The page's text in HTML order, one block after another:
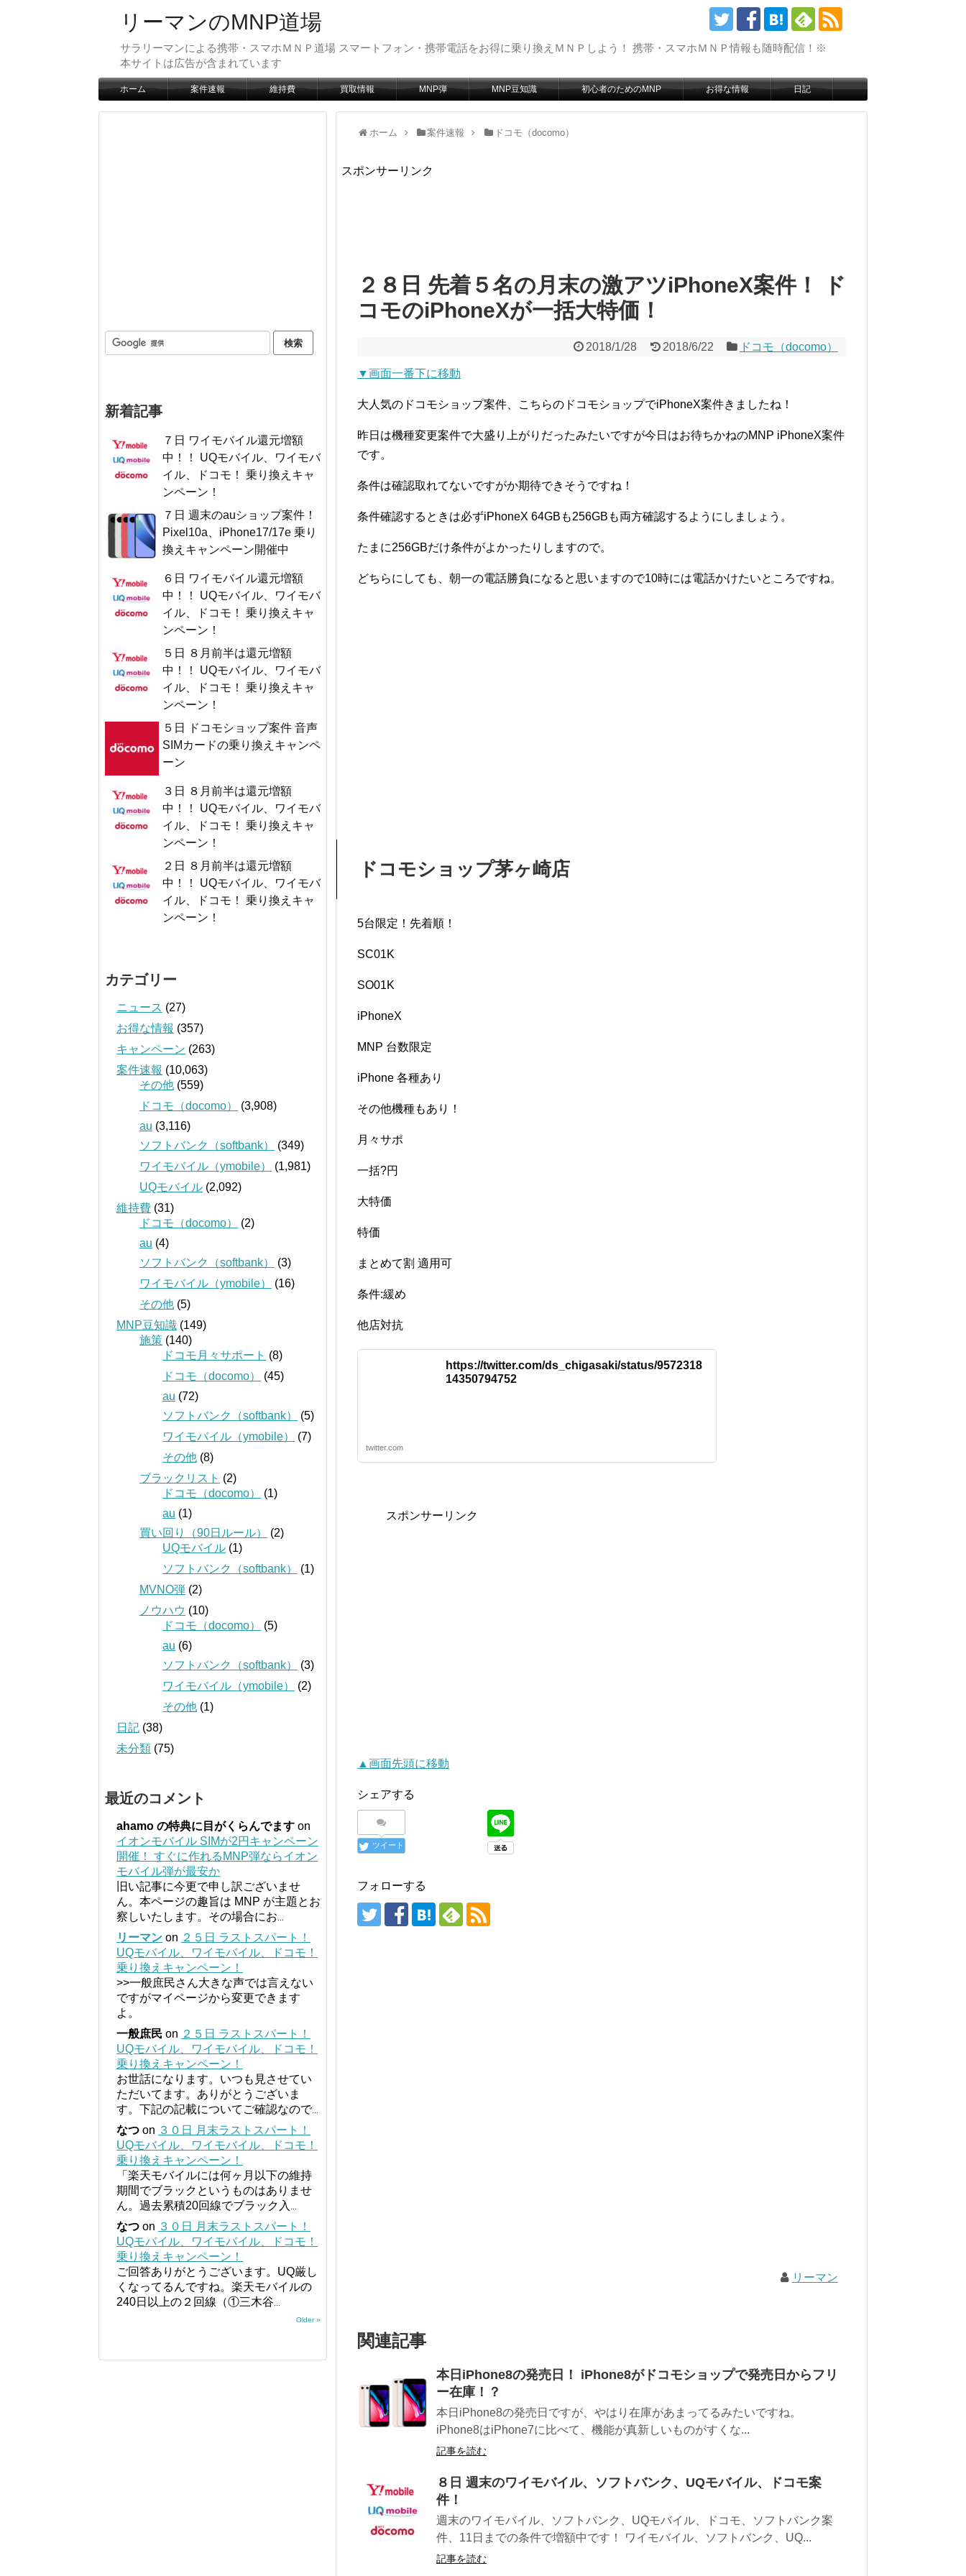
リーマンのMNP道場
サラリーマンによる携帯・スマホＭＮＰ道場 スマートフォン・携帯電話をお得に乗り換えＭＮＰしよう！ 携帯・スマホＭＮＰ情報も随時配信！※
本サイトは広告が含まれています
ホーム 案件速報 維持費 買取情報 MNP弾 MNP豆知識 初心者のためのMNP お得な情報 日記
ホーム 案件速報 ドコモ（docomo）
スポンサーリンク
２８日 先着５名の月末の激アツiPhoneX案件！ ド
コモのiPhoneXが一括大特価！
2018/1/28 2018/6/22 ドコモ（docomo）
▼画面一番下に移動
大人気のドコモショップ案件、こちらのドコモショップでiPhoneX案件きましたね！
昨日は機種変更案件で大盛り上がりだったみたいですが今日はお待ちかねのMNP iPhoneX案件
です。
条件は確認取れてないですがか期待できそうですね！
条件確認するときは必ずiPhoneX 64GBも256GBも両方確認するようにしましょう。
たまに256GBだけ条件がよかったりしますので。
どちらにしても、朝一の電話勝負になると思いますので10時には電話かけたいところですね。
ドコモショップ茅ヶ崎店
5台限定！先着順！
SC01K
SO01K
iPhoneX
MNP 台数限定
iPhone 各種あり
その他機種もあり！
月々サポ
一括?円
大特価
特価
まとめて割 適用可
条件:緩め
他店対抗
https://twitter.com/ds_chigasaki/status/9572318
14350794752
twitter.com
スポンサーリンク
▲画面先頭に移動
シェアする
ツイート
フォローする
リーマン
関連記事
本日iPhone8の発売日！ iPhone8がドコモショップで発売日からフリ
ー在庫！？
本日iPhone8の発売日ですが、やはり在庫があまってるみたいですね。
iPhone8はiPhone7に比べて、機能が真新しいものがすくな...
記事を読む
８日 週末のワイモバイル、ソフトバンク、UQモバイル、ドコモ案
件！
週末のワイモバイル、ソフトバンク、UQモバイル、ドコモ、ソフトバンク案
件、11日までの条件で増額中です！ ワイモバイル、ソフトバンク、UQ...
記事を読む
新着記事
７日 ワイモバイル還元増額
中！！ UQモバイル、ワイモバ
イル、ドコモ！ 乗り換えキャ
ンペーン！
７日 週末のauショップ案件！
Pixel10a、iPhone17/17e 乗り
換えキャンペーン開催中
６日 ワイモバイル還元増額
中！！ UQモバイル、ワイモバ
イル、ドコモ！ 乗り換えキャ
ンペーン！
５日 ８月前半は還元増額
中！！ UQモバイル、ワイモバ
イル、ドコモ！ 乗り換えキャ
ンペーン！
５日 ドコモショップ案件 音声
SIMカードの乗り換えキャンペ
ーン
３日 ８月前半は還元増額
中！！ UQモバイル、ワイモバ
イル、ドコモ！ 乗り換えキャ
ンペーン！
２日 ８月前半は還元増額
中！！ UQモバイル、ワイモバ
イル、ドコモ！ 乗り換えキャ
ンペーン！
カテゴリー
ニュース (27)
お得な情報 (357)
キャンペーン (263)
案件速報 (10,063)
その他 (559)
ドコモ（docomo）
(3,908)
au (3,116)
ソフトバンク（softbank）
(349)
ワイモバイル（ymobile）
(1,981)
UQモバイル (2,092)
維持費 (31)
ドコモ（docomo）
(2)
au (4)
ソフトバンク（softbank）
(3)
ワイモバイル（ymobile）
(16)
その他 (5)
MNP豆知識 (149)
施策 (140)
ドコモ月々サポート (8)
ドコモ（docomo）
(45)
au (72)
ソフトバンク（softbank）
(5)
ワイモバイル（ymobile）
(7)
その他 (8)
ブラックリスト (2)
ドコモ（docomo）
(1)
au (1)
買い回り（90日ルール）
(2)
UQモバイル (1)
ソフトバンク（softbank）
(1)
MVNO弾 (2)
ノウハウ (10)
ドコモ（docomo）
(5)
au (6)
ソフトバンク（softbank）
(3)
ワイモバイル（ymobile）
(2)
その他 (1)
日記 (38)
未分類 (75)
最近のコメント
ahamo の特典に目がくらんでます on
イオンモバイル SIMが2円キャンペーン
開催！ すぐに作れるMNP弾ならイオン
モバイル弾が最安か
旧い記事に今更で申し訳ございませ
ん。本ページの趣旨は MNP が主題とお
察しいたします。その場合にお
リーマン on ２５日 ラストスパート！
UQモバイル、ワイモバイル、ドコモ！
乗り換えキャンペーン！
>>一般庶民さん大きな声では言えない
ですがマイページから変更できます
よ。
一般庶民 on ２５日 ラストスパート！
UQモバイル、ワイモバイル、ドコモ！
乗り換えキャンペーン！
お世話になります。いつも見させてい
ただいてます。ありがとうございま
す。下記の記載についてご確認なので...
なつ on ３０日 月末ラストスパート！
UQモバイル、ワイモバイル、ドコモ！
乗り換えキャンペーン！
「楽天モバイルには何ヶ月以下の維持
期間でブラックというものはありませ
ん。過去累積20回線でブラック入
なつ on ３０日 月末ラストスパート！
UQモバイル、ワイモバイル、ドコモ！
乗り換えキャンペーン！
ご回答ありがとうございます。UQ厳し
くなってるんですね。楽天モバイルの
240日以上の２回線（①三木谷
Older »